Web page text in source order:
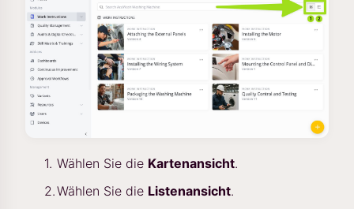
Wählen Sie die Kartenansicht.
Wählen Sie die Listenansicht.